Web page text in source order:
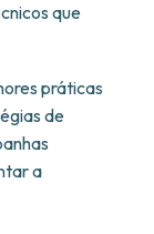
que
práticas
de
a